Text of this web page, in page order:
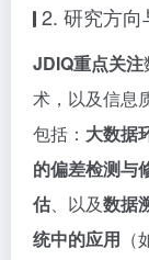
2. 研究方向
JDIQ重点关注
术，以及信息
包括： 大数据
的偏差检测与
估、以及数据
统中的应用